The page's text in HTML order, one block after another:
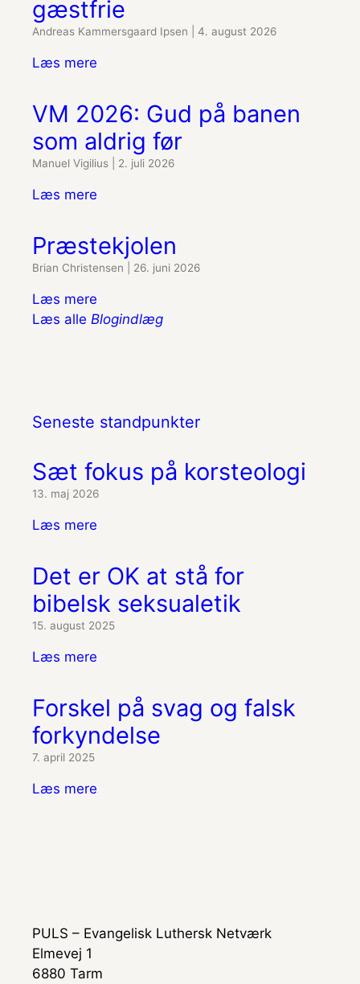
gæstfrie
Andreas Kammersgaard Ipsen 4. august 2026
Læs mere
VM 2026: Gud på banen
som aldrig før
Manuel Vigilius 2. juli 2026
Læs mere
Præstekjolen
Brian Christensen 26. juni 2026
Læs mere
Læs alle Blogindlæg
Seneste standpunkter
Sæt fokus på korsteologi
13. maj 2026
Læs mere
Det er OK at stå for
bibelsk seksualetik
15. august 2025
Læs mere
Forskel på svag og falsk
forkyndelse
7. april 2025
Læs mere
PULS – Evangelisk Luthersk Netværk
Elmevej 1
6880 Tarm